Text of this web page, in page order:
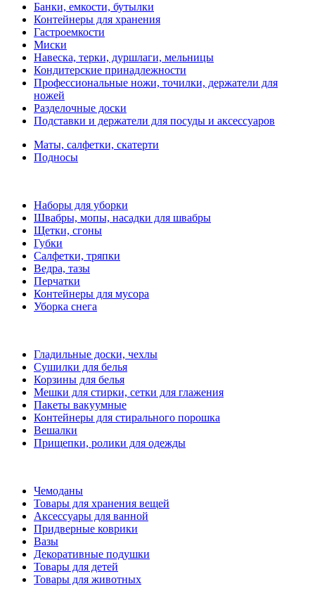
Банки, емкости, бутылки
Контейнеры для хранения
Гастроемкости
Миски
Навеска, терки, дуршлаги, мельницы
Кондитерские принадлежности
Профессиональные ножи, точилки, держатели для
ножей
Разделочные доски
Подставки и держатели для посуды и аксессуаров
Маты, салфетки, скатерти
Подносы
Наборы для уборки
Швабры, мопы, насадки для швабры
Щетки, сгоны
Губки
Салфетки, тряпки
Ведра, тазы
Перчатки
Контейнеры для мусора
Уборка снега
Гладильные доски, чехлы
Сушилки для белья
Корзины для белья
Мешки для стирки, сетки для глажения
Пакеты вакуумные
Контейнеры для стирального порошка
Вешалки
Прищепки, ролики для одежды
Чемоданы
Товары для хранения вещей
Аксессуары для ванной
Придверные коврики
Вазы
Декоративные подушки
Товары для детей
Товары для животных